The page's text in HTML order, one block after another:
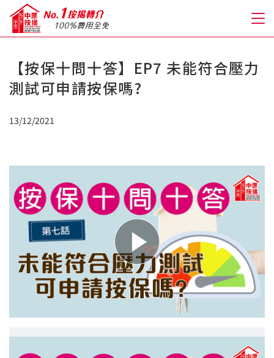
關於我們
免費房貸轉介服務
免費開戶轉介服務
私人貸款
優惠禮遇
新盤優越按揭優惠
中原按揭標籤優惠
推薦齊齊友賞
【按保十問十答】EP7 未能符合壓力
測試可申請按保嗎?
13/12/2021